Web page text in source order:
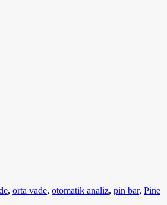
, orta vade, otomatik analiz, pin bar, Pine